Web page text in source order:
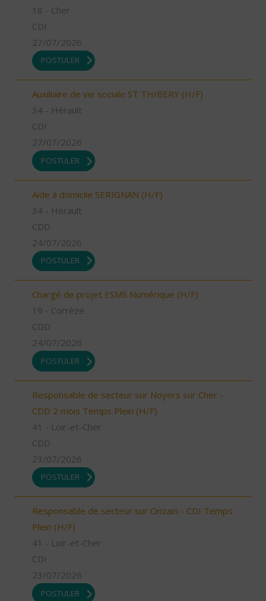
18 - Cher
CDI
27/07/2026
POSTULER
Auxiliaire de vie sociale ST THIBERY (H/F)
34 - Hérault
CDI
27/07/2026
POSTULER
Aide à domicile SERIGNAN (H/F)
34 - Hérault
CDD
24/07/2026
POSTULER
Chargé de projet ESMS Numérique (H/F)
19 - Corrèze
CDD
24/07/2026
POSTULER
Responsable de secteur sur Noyers sur Cher -
CDD 2 mois Temps Plein (H/F)
41 - Loir-et-Cher
CDD
23/07/2026
POSTULER
Responsable de secteur sur Onzain - CDI Temps
Plein (H/F)
41 - Loir-et-Cher
CDI
23/07/2026
POSTULER